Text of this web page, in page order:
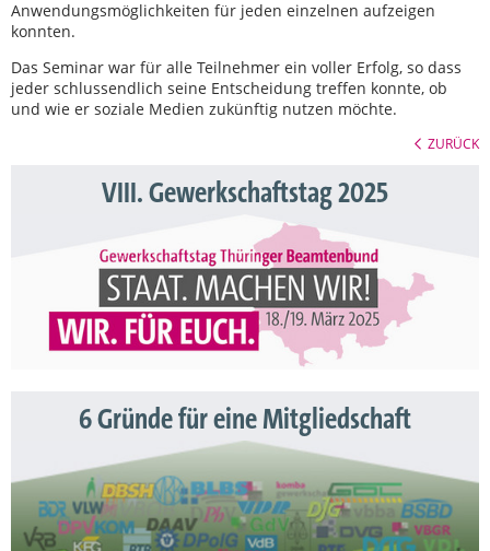
Anwendungsmöglichkeiten für jeden einzelnen aufzeigen
konnten.
Das Seminar war für alle Teilnehmer ein voller Erfolg, so dass
jeder schlussendlich seine Entscheidung treffen konnte, ob
und wie er soziale Medien zukünftig nutzen möchte.
ZURÜCK
VIII. Gewerkschaftstag 2025
6 Gründe für eine Mitgliedschaft